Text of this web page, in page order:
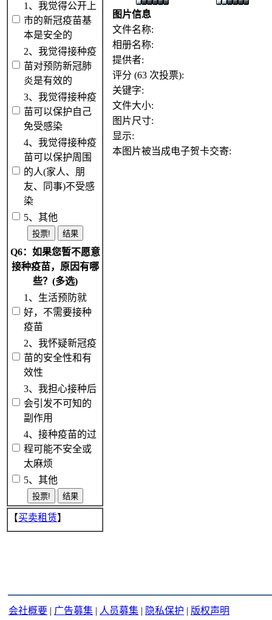
1、我觉得公开上
市的新冠疫苗基
本是安全的
2、我觉得接种疫
苗对预防新冠肺
炎是有效的
3、我觉得接种疫
苗可以保护自己
免受感染
4、我觉得接种疫
苗可以保护周围
的人(家人、朋
友、同事)不受感
染
5、其他
Q6：如果您暂不愿意
接种疫苗，原因有哪
些？(多选)
1、生活预防就
好，不需要接种
疫苗
2、我怀疑新冠疫
苗的安全性和有
效性
3、我担心接种后
会引发不可知的
副作用
4、接种疫苗的过
程可能不安全或
太麻烦
5、其他
【买卖租赁】
图片信息
文件名称:
相册名称:
提供者:
评分 (63 次投票):
关键字:
文件大小:
图片尺寸:
显示:
本图片被当成电子贺卡交寄:
会社概要 | 广告募集 | 人员募集 | 隐私保护 | 版权声明